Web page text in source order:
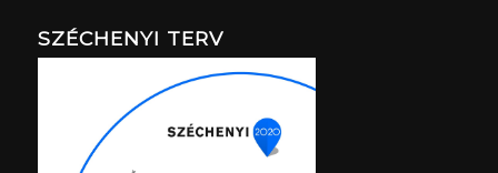
SZÉCHENYI TERV